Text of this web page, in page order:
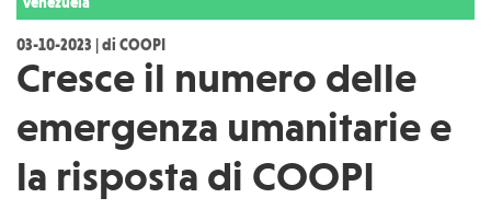
03-10-2023 | di COOPI
Cresce il numero delle
emergenza umanitarie e
la risposta di COOPI